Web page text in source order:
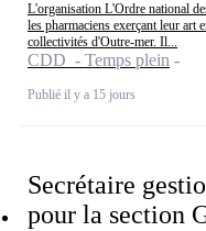
L'organisation L'Ordre national
les pharmaciens exerçant leur art
collectivités d'Outre-mer. Il...
CDD - Temps plein
Publié il y a 15 jours
Secrétaire
pour la section